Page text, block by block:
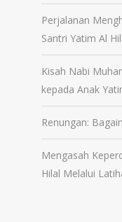
Perjalanan
Santri Yatim Al
Kisah Nabi
kepada Anak
Renungan:
Mengasah
Hilal Melalui